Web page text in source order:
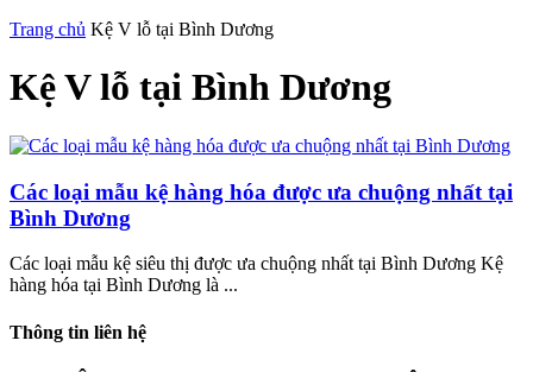
Trang chủ Kệ V lỗ tại Bình Dương
Kệ V lỗ tại Bình Dương
Các loại mẫu kệ hàng hóa được ưa chuộng nhất tại
Bình Dương
Các loại mẫu kệ siêu thị được ưa chuộng nhất tại Bình Dương Kệ
hàng hóa tại Bình Dương là ...
Thông tin liên hệ